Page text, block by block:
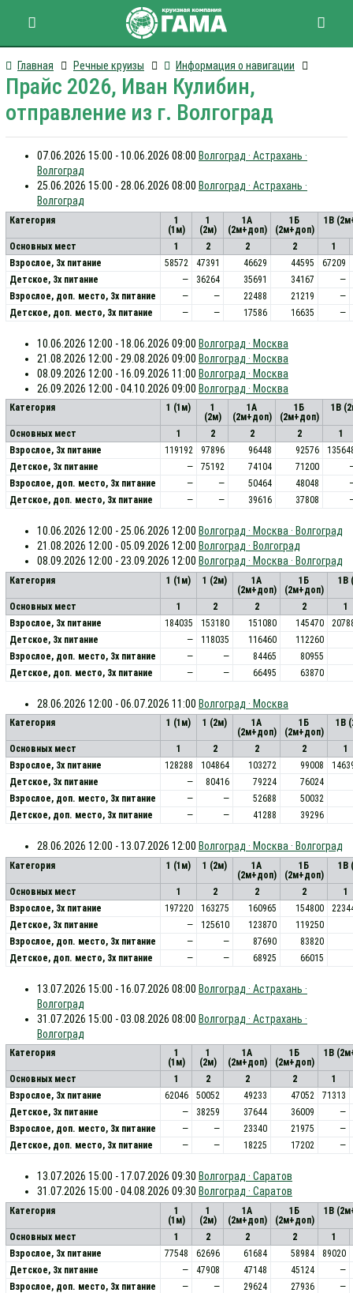
Главная Речные круизы Информация о навигации
Прайс 2026, Иван Кулибин,
отправление из г. Волгоград
07.06.2026 15:00 - 10.06.2026 08:00 Волгоград · Астрахань ·
Волгоград
25.06.2026 15:00 - 28.06.2026 08:00 Волгоград · Астрахань ·
Волгоград
Категория
1
(1м)
1
(2м)
1А
(2м+доп)
1Б
(2м+доп)
1В
Основных мест 1 2 2 2
1
Взрослое, 3х питание
58572 47391 46629 44595
67209
Детское, 3х питание
— 36264 35691 34167
—
Взрослое, доп. место, 3x питание
— — 22488 21219
—
Детское, доп. место, 3x питание
— — 17586 16635 —
10.06.2026 12:00 - 18.06.2026 09:00 Волгоград · Москва
21.08.2026 12:00 - 29.08.2026 09:00 Волгоград · Москва
08.09.2026 12:00 - 16.09.2026 11:00 Волгоград · Москва
26.09.2026 12:00 - 04.10.2026 09:00 Волгоград · Москва
Категория 1 (1м)
1
(2м)
1А
(2м+доп)
1Б
(2м+доп)
1В
Основных мест 1 2 2 2
1
Взрослое, 3х питание
119192 97896 96448 92576
Детское, 3х питание
— 75192 74104 71200
Взрослое, доп. место, 3x питание
— — 50464 48048
Детское, доп. место, 3x питание
— — 39616 37808
10.06.2026 12:00 - 25.06.2026 12:00 Волгоград · Москва · Волгоград
21.08.2026 12:00 - 05.09.2026 12:00 Волгоград · Волгоград
08.09.2026 12:00 - 23.09.2026 12:00 Волгоград · Москва · Волгоград
Категория 1 (1м) 1 (2м)
1А
(2м+доп)
1Б
(2м+доп)
1В
Основных мест 1 2 2 2
1
Взрослое, 3х питание
184035 153180 151080 145470
Детское, 3х питание
— 118035 116460
112260
Взрослое, доп. место, 3x питание
— — 84465
80955
Детское, доп. место, 3x питание
— — 66495 63870
28.06.2026 12:00 - 06.07.2026 11:00 Волгоград · Москва
Категория 1 (1м) 1 (2м)
1А
(2м+доп)
1Б
(2м+доп)
1В
Основных мест 1 2 2 2
1
Взрослое, 3х питание
128288 104864 103272 99008
Детское, 3х питание
— 80416 79224
76024
Взрослое, доп. место, 3x питание
— — 52688
50032
Детское, доп. место, 3x питание
— — 41288 39296
28.06.2026 12:00 - 13.07.2026 12:00 Волгоград · Москва · Волгоград
Категория 1 (1м) 1 (2м)
1А
(2м+доп)
1Б
(2м+доп)
1В
Основных мест 1 2 2 2
1
Взрослое, 3х питание
197220 163275 160965 154800
Детское, 3х питание
— 125610 123870
119250
Взрослое, доп. место, 3x питание
— — 87690
83820
Детское, доп. место, 3x питание
— — 68925 66015
13.07.2026 15:00 - 16.07.2026 08:00 Волгоград · Астрахань ·
Волгоград
31.07.2026 15:00 - 03.08.2026 08:00 Волгоград · Астрахань ·
Волгоград
Категория
1
(1м)
1
(2м)
1А
(2м+доп)
1Б
(2м+доп)
1В
Основных мест 1 2 2 2
1
Взрослое, 3х питание
62046 50052 49233 47052
71313
Детское, 3х питание
— 38259 37644 36009
—
Взрослое, доп. место, 3x питание
— — 23340 21975
—
Детское, доп. место, 3x питание
— — 18225 17202 —
13.07.2026 15:00 - 17.07.2026 09:30 Волгоград · Саратов
31.07.2026 15:00 - 04.08.2026 09:30 Волгоград · Саратов
Категория
1
(1м)
1
(2м)
1А
(2м+доп)
1Б
(2м+доп)
1В
Основных мест 1 2 2 2
1
Взрослое, 3х питание
77548 62696 61684 58984
89020
Детское, 3х питание
— 47908 47148 45124
—
Взрослое, доп. место, 3x питание
— — 29624 27936
—